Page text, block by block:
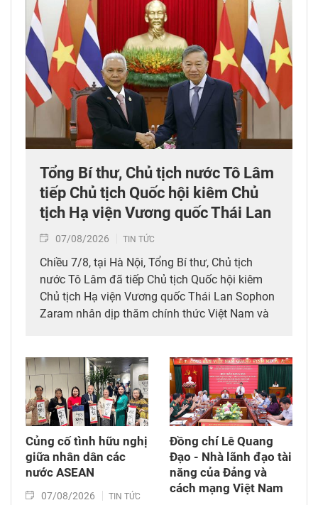
Tổng Bí thư, Chủ tịch nước Tô Lâm
tiếp Chủ tịch Quốc hội kiêm Chủ
tịch Hạ viện Vương quốc Thái Lan
07/08/2026 TIN TỨC
Chiều 7/8, tại Hà Nội, Tổng Bí thư, Chủ tịch
nước Tô Lâm đã tiếp Chủ tịch Quốc hội kiêm
Chủ tịch Hạ viện Vương quốc Thái Lan Sophon
Zaram nhân dịp thăm chính thức Việt Nam và
(6/8/1976 – 6/8/2026).
Củng cố tình hữu nghị
giữa nhân dân các
nước ASEAN
07/08/2026 TIN TỨC
Đồng chí Lê Quang
Đạo - Nhà lãnh đạo tài
năng của Đảng và
cách mạng Việt Nam​